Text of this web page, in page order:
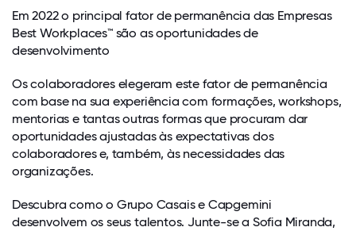
Em 2022 o principal fator de permanência das Empresas
Best Workplaces™ são as oportunidades de
desenvolvimento
Os colaboradores elegeram este fator de permanência
com base na sua experiência com formações, workshops,
mentorias e tantas outras formas que procuram dar
oportunidades ajustadas às expectativas dos
colaboradores e, também, às necessidades das
organizações.
Descubra como o Grupo Casais e Capgemini
desenvolvem os seus talentos. Junte-se a Sofia Miranda,